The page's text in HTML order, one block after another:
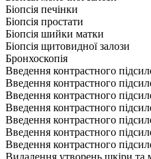
Біопсія печінки
Біопсія простати
Біопсія шийки матки
Біопсія щитовидної залози
Бронхоскопія
Введення контрастного
Введення контрастного
Введення контрастного
Введення контрастного
Введення контрастного
Введення контрастного
Введення контрастного
Видалення утворень шкіри та